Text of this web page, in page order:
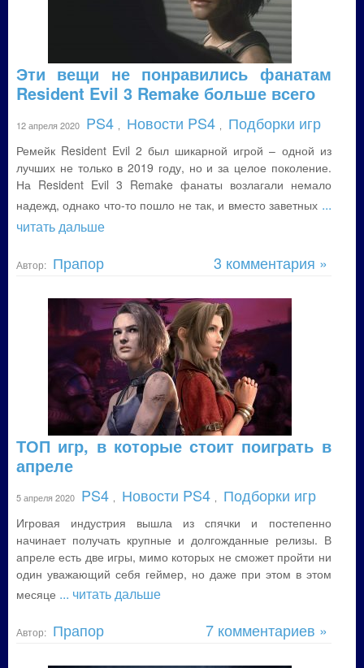
Эти вещи не понравились фанатам
Resident Evil 3 Remake больше всего
12 апреля 2020 PS4 Новости PS4 Подборки игр
Ремейк Resident Evil 2 был шикарной игрой – одной из
лучших не только в 2019 году, но и за целое поколение.
На Resident Evil 3 Remake фанаты возлагали немало
надежд, однако что-то пошло не так, и вместо заветных ...
читать дальше
Автор: Прапор 3 комментария »
ТОП игр, в которые стоит поиграть в
апреле
5 апреля 2020 PS4 Новости PS4 Подборки игр
Игровая индустрия вышла из спячки и постепенно
начинает получать крупные и долгожданные релизы. В
апреле есть две игры, мимо которых не сможет пройти ни
один уважающий себя геймер, но даже при этом в этом
месяце ... читать дальше
Автор: Прапор 7 комментариев »